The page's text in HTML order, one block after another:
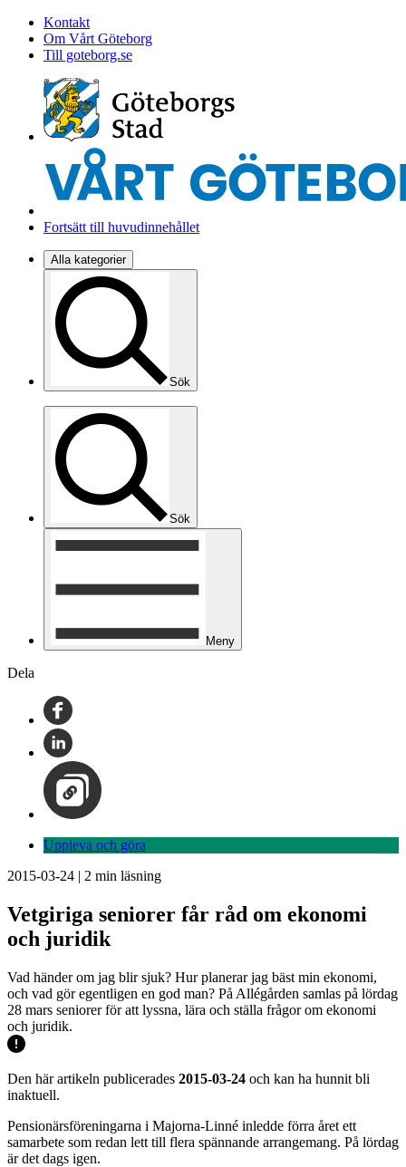
Kontakt
Om Vårt Göteborg
Till goteborg.se
Fortsätt till huvudinnehållet
Alla kategorier
Sök
Sök
Meny
Dela
Uppleva och göra
2015-03-24 | 2 min läsning
Vetgiriga seniorer får råd om ekonomi
och juridik
Vad händer om jag blir sjuk? Hur planerar jag bäst min ekonomi,
och vad gör egentligen en god man? På Allégården samlas på lördag
28 mars seniorer för att lyssna, lära och ställa frågor om ekonomi
och juridik.
Den här artikeln publicerades 2015-03-24 och kan ha hunnit bli
inaktuell.
Pensionärsföreningarna i Majorna-Linné inledde förra året ett
samarbete som redan lett till flera spännande arrangemang. På lördag
är det dags igen.